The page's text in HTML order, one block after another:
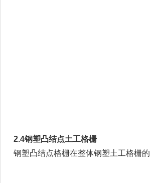
2.4钢塑凸结点土工格栅
钢塑凸结点格栅在整体钢塑土工格栅